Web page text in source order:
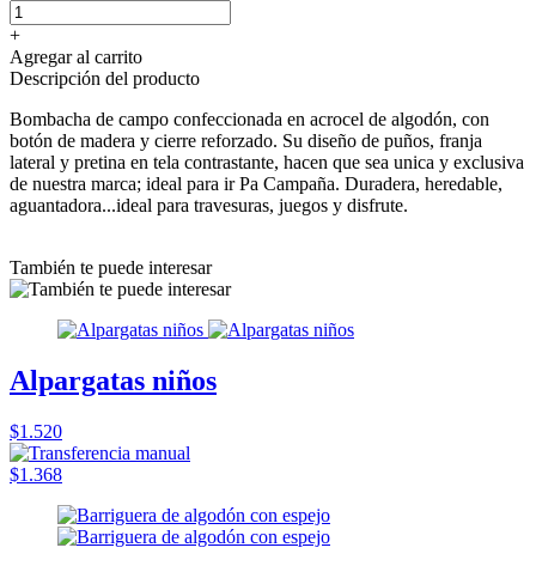
+
Agregar al carrito
Descripción del producto
Bombacha de campo confeccionada en acrocel de algodón, con
botón de madera y cierre reforzado. Su diseño de puños, franja
lateral y pretina en tela contrastante, hacen que sea unica y exclusiva
de nuestra marca; ideal para ir Pa Campaña. Duradera, heredable,
aguantadora...ideal para travesuras, juegos y disfrute.
También te puede interesar
Alpargatas niños
$1.520
$1.368